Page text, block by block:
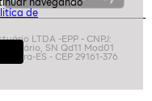
de
com promoções da